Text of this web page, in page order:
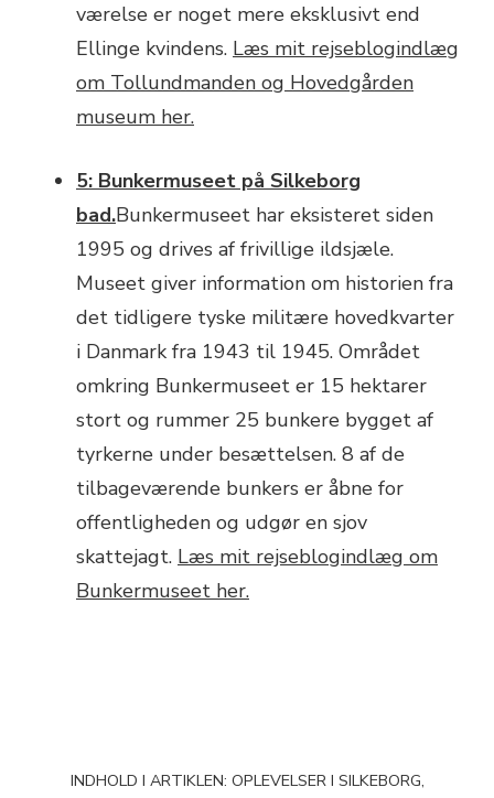
værelse er noget mere eksklusivt end
Ellinge kvindens. Læs mit rejseblogindlæg
om Tollundmanden og Hovedgården
museum her.
5: Bunkermuseet på Silkeborg
bad.Bunkermuseet har eksisteret siden
1995 og drives af frivillige ildsjæle.
Museet giver information om historien fra
det tidligere tyske militære hovedkvarter
i Danmark fra 1943 til 1945. Området
omkring Bunkermuseet er 15 hektarer
stort og rummer 25 bunkere bygget af
tyrkerne under besættelsen. 8 af de
tilbageværende bunkers er åbne for
offentligheden og udgør en sjov
skattejagt. Læs mit rejseblogindlæg om
Bunkermuseet her.
INDHOLD I ARTIKLEN: OPLEVELSER I SILKEBORG,